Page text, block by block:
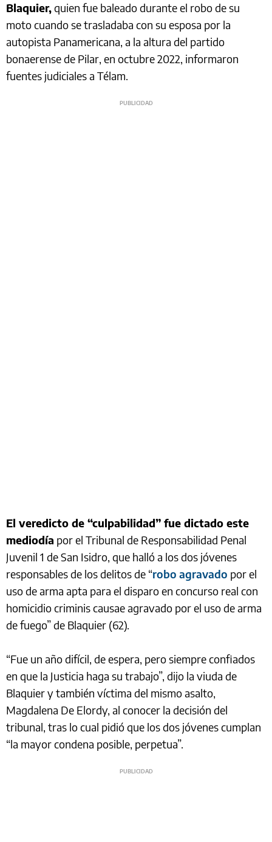
Blaquier,quien fue baleado durante el robo de su
moto cuando se trasladaba con su esposa por la
autopista Panamericana, a la altura del partido
bonaerense de Pilar, en octubre 2022, informaron
fuentes judiciales a Télam.
El veredicto de “culpabilidad” fue dictado este
mediodía por el Tribunal de Responsabilidad Penal
Juvenil 1 de San Isidro, que halló a los dos jóvenes
responsables de los delitos de “robo agravado por el
uso de arma apta para el disparo en concurso real con
homicidio criminis causae agravado por el uso de arma
de fuego” de Blaquier (62).
“Fue un año difícil, de espera, pero siempre confiados
en que la Justicia haga su trabajo”, dijo la viuda de
Blaquier y también víctima del mismo asalto,
Magdalena De Elordy, al conocer la decisión del
tribunal, tras lo cual pidió que los dos jóvenes cumplan
“la mayor condena posible, perpetua”.